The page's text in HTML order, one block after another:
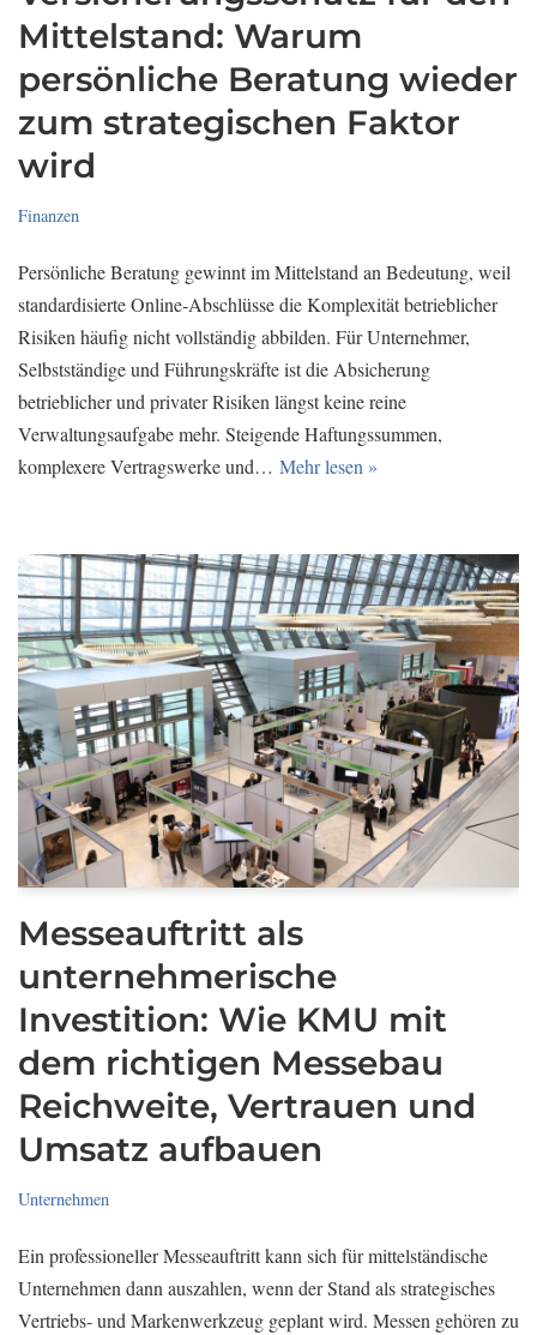
Mittelstand: Warum
persönliche Beratung wieder
zum strategischen Faktor
wird
Finanzen
Persönliche Beratung gewinnt im Mittelstand an Bedeutung, weil
standardisierte Online-Abschlüsse die Komplexität betrieblicher
Risiken häufig nicht vollständig abbilden. Für Unternehmer,
Selbstständige und Führungskräfte ist die Absicherung
betrieblicher und privater Risiken längst keine reine
Verwaltungsaufgabe mehr. Steigende Haftungssummen,
komplexere Vertragswerke und… Mehr lesen »
Messeauftritt als
unternehmerische
Investition: Wie KMU mit
dem richtigen Messebau
Reichweite, Vertrauen und
Umsatz aufbauen
Unternehmen
Ein professioneller Messeauftritt kann sich für mittelständische
Unternehmen dann auszahlen, wenn der Stand als strategisches
Vertriebs- und Markenwerkzeug geplant wird. Messen gehören zu